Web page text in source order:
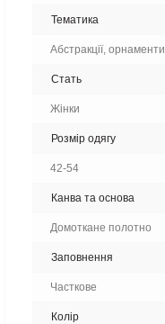
Тематика
Абстракції, орнаменти
Стать
Жінки
Розмір одягу
42-54
Канва та основа
Домоткане полотно
Заповнення
Часткове
Колір